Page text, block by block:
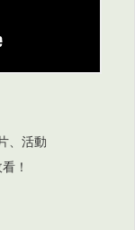
、活動
！